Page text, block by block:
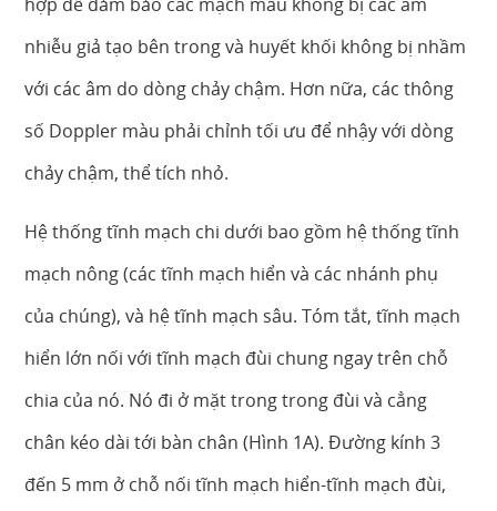
nhiễu giả tạo bên trong và huyết khối không bị nhầm
với các âm do dòng chảy chậm. Hơn nữa, các thông
số Doppler màu phải chỉnh tối ưu để nhậy với dòng
chảy chậm, thể tích nhỏ.
Hệ thống tĩnh mạch chi dưới bao gồm hệ thống tĩnh
mạch nông (các tĩnh mạch hiển và các nhánh phụ
của chúng), và hệ tĩnh mạch sâu. Tóm tắt, tĩnh mạch
hiển lớn nối với tĩnh mạch đùi chung ngay trên chỗ
chia của nó. Nó đi ở mặt trong trong đùi và cẳng
chân kéo dài tới bàn chân (Hình 1A). Đường kính 3
đến 5 mm ở chỗ nối tĩnh mạch hiển-tĩnh mạch đùi,